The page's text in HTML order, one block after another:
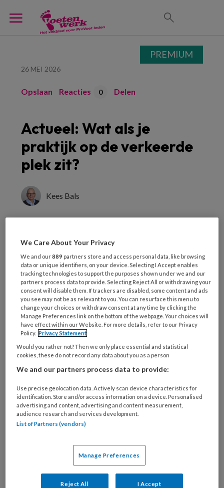
26 MEI 2026
Opslaan Reacties 0 Delen
Actueel: Wat als je
praktijk op de verkeerde
plek zit?
Kees Bals
haar praktijk te verliezen, omdat die
volgens het omgevingsplan van de
gemeente Altena op de verkeerde
plek zit. Een gemeenteraadslid
voorkwam dit drama. Hoe blijf je zo'n
rampscenario voor?
Bekijk de mogelijkheden
Al abonnee?Log dan in
PREMIUM
We Care About Your Privacy
We and our889 partners store and access personal data, like browsing
data or unique identifiers, on your device. Selecting I Accept enables
tracking technologies to support the purposes shown under we and our
partners process data to provide. Selecting Reject All or withdrawing your
consent will disable them. If trackers are disabled, some content and ads
you see may not be as relevant to you. You can resurface this menu to
change your choices or withdraw consent at any time by clicking the
Manage Preferences link on the bottom of the webpage. Your choices will
have effect within our Website. For more details, refer to our Privacy
Policy. Privacy Statement
Would you rather not? Then we only place essential and statistical
cookies, these do not record any data about you as a person
We and our partners process data to provide:
Use precise geolocation data. Actively scan device characteristics for
identification. Store and/or access information on a device. Personalised
advertising and content, advertising and content measurement,
audience research and services development.
List of Partners (vendors)
Manage Preferences
Reject All I Accept